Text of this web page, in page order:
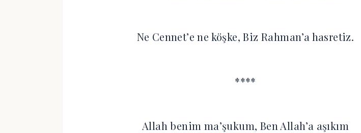
Ne Cennet’e ne köşke, Biz Rahman’a hasretiz.
****
Allah benim ma’şukum, Ben Allah’a aşıkım